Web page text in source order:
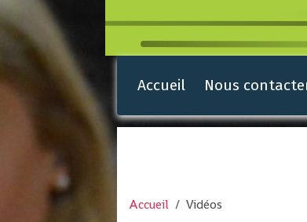
Accueil Nous
Accueil Vidéos